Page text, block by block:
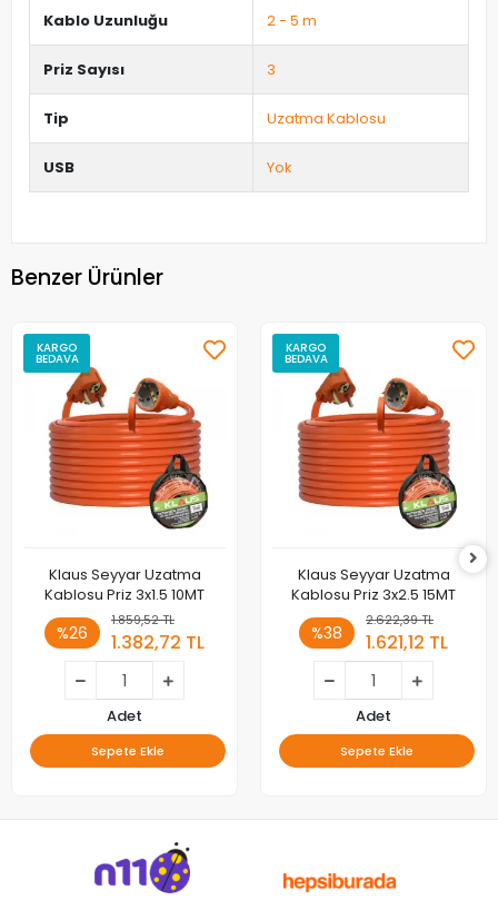
Kablo Uzunluğu 2 - 5 m
Priz Sayısı 3
Tip Uzatma Kablosu
USB Yok
Benzer Ürünler
KARGO
BEDAVA
Klaus Seyyar Uzatma
Kablosu Priz 3x1.5 10MT
%26
1.859,52 TL
1.382,72 TL
Adet
Sepete Ekle
KARGO
BEDAVA
Klaus Seyyar Uzatma
Kablosu Priz 3x2.5 15MT
%38
2.622,39 TL
1.621,12 TL
Adet
Sepete Ekle